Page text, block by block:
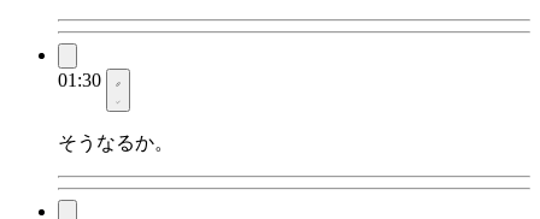
01:30
そうなるか。